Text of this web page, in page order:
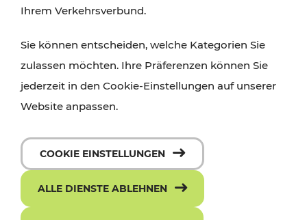
Ihrem Verkehrsverbund.
Sie können entscheiden, welche Kategorien Sie
zulassen möchten. Ihre Präferenzen können Sie
jederzeit in den Cookie-Einstellungen auf unserer
Website anpassen.
COOKIE EINSTELLUNGEN
ALLE DIENSTE ABLEHNEN